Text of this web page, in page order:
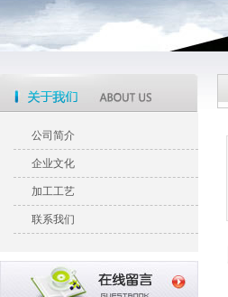
公司简介
企业文化
加工工艺
联系我们